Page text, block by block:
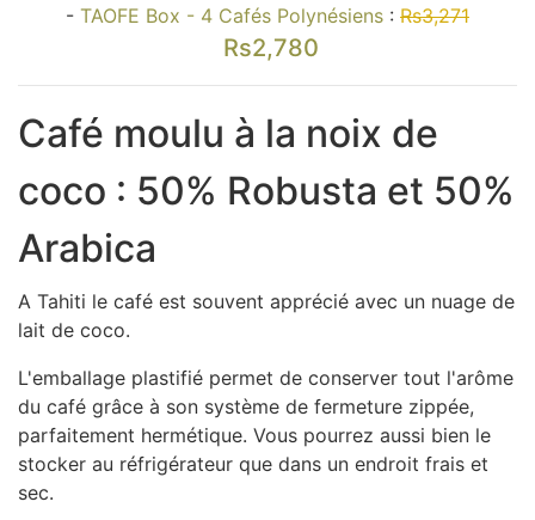
- TAOFE Box - 4 Cafés Polynésiens : Rs3,271
Rs2,780
Café moulu à la noix de
coco : 50% Robusta et 50%
Arabica
A Tahiti le café est souvent apprécié avec un nuage de
lait de coco.
L'emballage plastifié permet de conserver tout l'arôme
du café grâce à son système de fermeture zippée,
parfaitement hermétique. Vous pourrez aussi bien le
stocker au réfrigérateur que dans un endroit frais et
sec.